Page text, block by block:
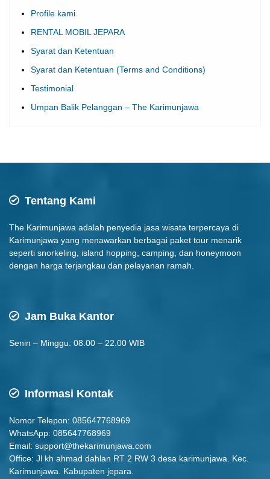
Profile kami
RENTAL MOBIL JEPARA
Syarat dan Ketentuan
Syarat dan Ketentuan (Terms and Conditions)
Testimonial
Umpan Balik Pelanggan – The Karimunjawa
Tentang Kami
The Karimunjawa adalah penyedia jasa wisata terpercaya di
Karimunjawa yang menawarkan berbagai paket tour menarik
seperti snorkeling, island hopping, camping, dan honeymoon
dengan harga terjangkau dan pelayanan ramah.
Jam Buka Kantor
Senin – Minggu: 08.00 – 22.00 WIB
Informasi Kontak
Nomor Telepon: 085647768969
WhatsApp: 085647768969
Email: support@thekarimunjawa.com
Office: Jl kh ahmad dahlan RT 2 RW 3 desa karimunjawa. Kec.
Karimunjawa. Kabupaten jepara.